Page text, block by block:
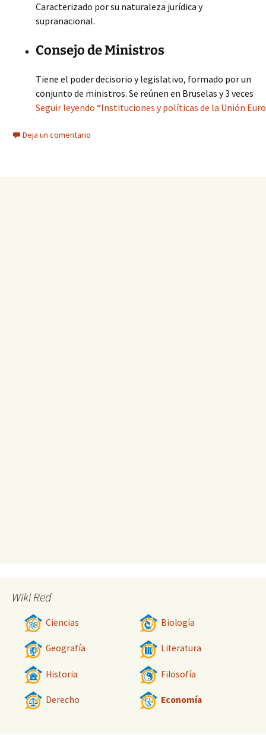
Caracterizado por su naturaleza jurídica y
supranacional.
Consejo de Ministros
Tiene el poder decisorio y legislativo, formado por un
conjunto de ministros. Se reúnen en Bruselas y 3 veces
Seguir leyendo “Instituciones y políticas de la Unión
Deja un comentario
Wiki Red
Ciencias Biología
Geografía Literatura
Historia Filosofía
Derecho Economía